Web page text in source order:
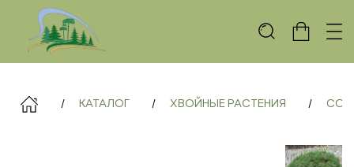
КАТАЛОГ ХВОЙНЫЕ РАСТЕНИЯ